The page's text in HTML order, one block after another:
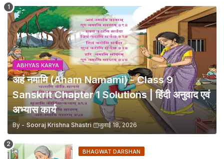
ABHYAS KARYA
अहं नमामि (Aham Namami) - Class 9
Sanskrit Chapter 1 Solutions | हिंदी अनुवाद एवं
अभ्यास कार्य
By - Sooraj Krishna Shastri जुलाई 18, 2026
BHAGWAT DARSHAN